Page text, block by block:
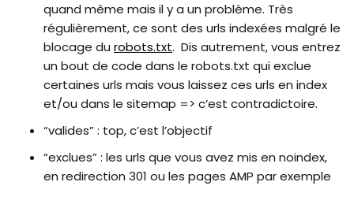
quand même mais il y a un problème. Très
régulièrement, ce sont des urls indexées malgré le
blocage du robots.txt. Dis autrement, vous entrez
un bout de code dans le robots.txt qui exclue
certaines urls mais vous laissez ces urls en index
et/ou dans le sitemap => c’est contradictoire.
“valides” : top, c’est l’objectif
“exclues” : les urls que vous avez mis en noindex,
en redirection 301 ou les pages AMP par exemple